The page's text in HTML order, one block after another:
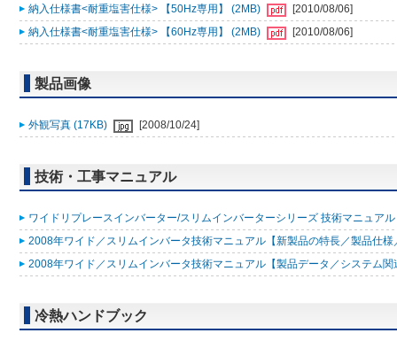
納入仕様書<耐重塩害仕様> 【50Hz専用】 (2MB)
[2010/08/06]
納入仕様書<耐重塩害仕様> 【60Hz専用】 (2MB)
[2010/08/06]
製品画像
外観写真 (17KB) [2008/10/24]
技術・工事マニュアル
ワイドリプレースインバーター/スリムインバーターシリーズ 技術マニュア
2008年ワイド／スリムインバータ技術マニュアル【新製品の特長／製品仕
2008年ワイド／スリムインバータ技術マニュアル【製品データ／システム
冷熱ハンドブック